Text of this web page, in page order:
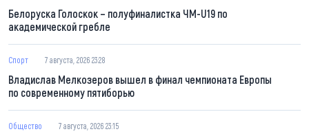
Белоруска Голоскок – полуфиналистка ЧМ-U19 по
академической гребле
Спорт 7 августа, 2026 23:28
Владислав Мелкозеров вышел в финал чемпионата Европы
по современному пятиборью
Общество 7 августа, 2026 23:15